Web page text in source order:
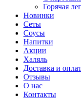
Горячая
Новинки
Сеты
Соусы
Напитки
Акции
Халяль
Доставка и
Отзывы
О нас
Контакты